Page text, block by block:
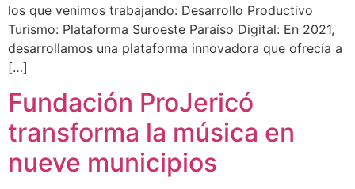
los que venimos trabajando: Desarrollo Productivo
Turismo: Plataforma Suroeste Paraíso Digital: En 2021,
desarrollamos una plataforma innovadora que ofrecía a
[…]
Fundación ProJericó
transforma la música en
nueve municipios